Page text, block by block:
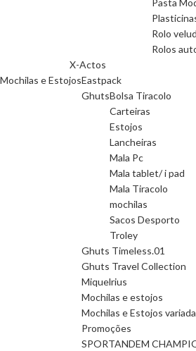
Pasta
Rolo
Rolos
X-Actos
Mochilas e EstojosEastpack
GhutsBolsa Tiracolo
Carteiras
Estojos
Lancheiras
Mala Pc
Mala tablet/ i pad
Mala Tiracolo
mochilas
Sacos Desporto
Troley
Ghuts Timeless.01
Ghuts Travel Collection
Miquelrius
Mochilas e estojos
Mochilas e Estojos
Promoções
SPORTANDEM